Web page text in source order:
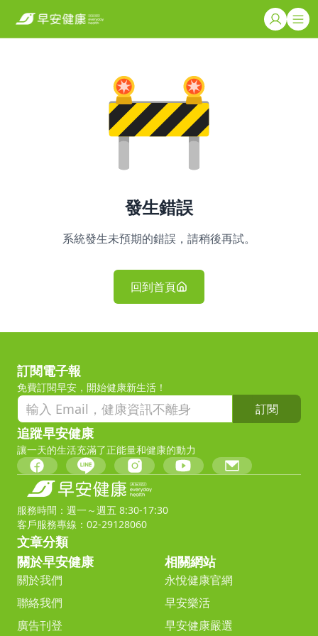
發生錯誤
系統發生未預期的錯誤，請稍後再試。
回到首頁
訂閱電子報
免費訂閱早安，開始健康新生活！
訂閱
追蹤早安健康
讓一天的生活充滿了正能量和健康的動力
服務時間：週一～週五 8:30-17:30
客戶服務專線：02-29128060
文章分類
關於早安健康
關於我們
聯絡我們
廣告刊登
相關網站
永悅健康官網
早安樂活
早安健康嚴選